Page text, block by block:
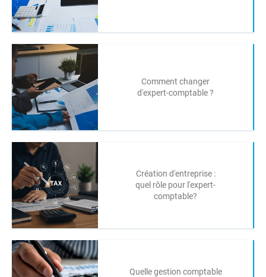
Comment changer
d'expert-comptable ?
Création d'entreprise :
quel rôle pour l'expert-
comptable?
Quelle gestion comptable